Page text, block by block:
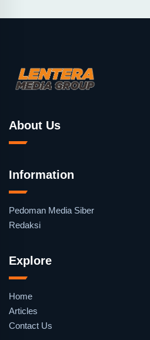
About Us
Information
Pedoman Media Siber
Redaksi
Explore
Home
Articles
Contact Us